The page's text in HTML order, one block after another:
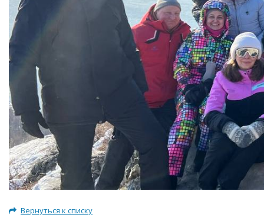
Вернуться к списку